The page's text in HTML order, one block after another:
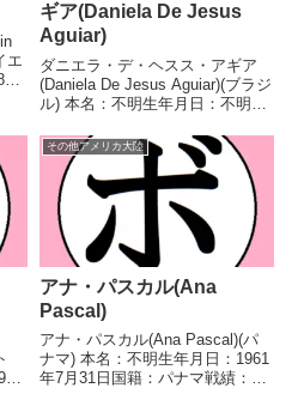
エ
ギア(Daniela De Jesus
Aguiar)
ダニエラ・デ・ヘスス・アギア
(Daniela De Jesus Aguiar)(ブラジ
ル) 本名：不明生年月日：不明国
(5KO)2敗 【獲得タイトル】な
し 【戦歴】2021/12/18 ●4R判
定 0-3(35-...
その他アメリカ大陸
アナ・パスカル(Ana
Pascal)
アナ・パスカル(Ana Pascal)(パ
ナマ) 本名：不明生年月日：1961
年7月31日国籍：パナマ戦績：13